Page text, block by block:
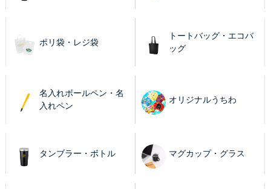
ポリ袋・レジ袋
トートバッグ・エコバ
ッグ
名入れボールペン・名
入れペン
オリジナルうちわ
タンブラー・ボトル マグカップ・グラス